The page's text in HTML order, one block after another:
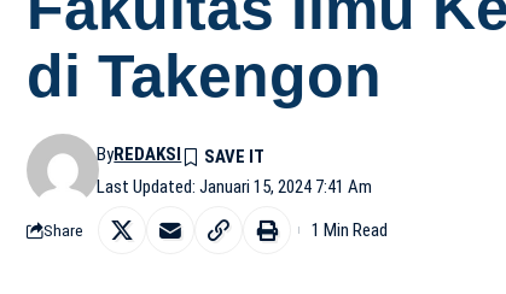
di Takengon
Last Updated: Januari 15, 2024 7:41 Am
ByREDAKSI
Share 1 Min Read